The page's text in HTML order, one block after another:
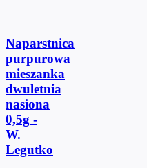
Naparstnica
purpurowa
mieszanka
dwuletnia
nasiona
0,5g -
W.
Legutko